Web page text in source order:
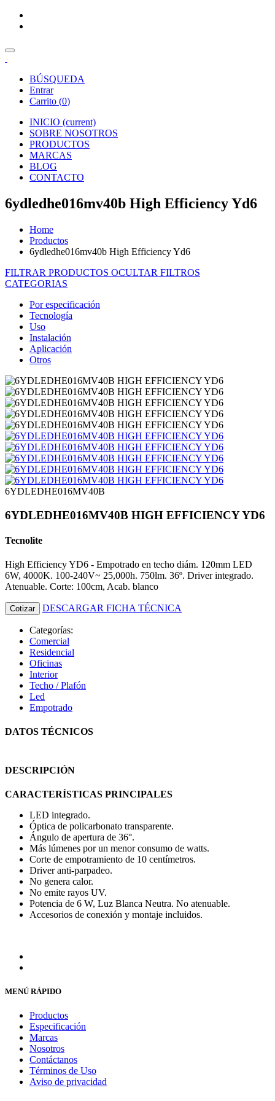
BÚSQUEDA
Entrar
Carrito (0)
INICIO (current)
SOBRE NOSOTROS
PRODUCTOS
MARCAS
BLOG
CONTACTO
6ydledhe016mv40b High Efficiency Yd6
Home
Productos
6ydledhe016mv40b High Efficiency Yd6
FILTRAR PRODUCTOS OCULTAR FILTROS
CATEGORIAS
Por especificación
Tecnología
Uso
Instalación
Aplicación
Otros
6YDLEDHE016MV40B
6YDLEDHE016MV40B HIGH EFFICIENCY YD6
Tecnolite
High Efficiency YD6 - Empotrado en techo diám. 120mm LED
6W, 4000K. 100-240V~ 25,000h. 750lm. 36º. Driver integrado.
Atenuable. Corte: 100cm, Acab. blanco
Cotizar DESCARGAR FICHA TÉCNICA
Categorías:
Comercial
Residencial
Oficinas
Interior
Techo / Plafón
Led
Empotrado
DATOS TÉCNICOS
DESCRIPCIÓN
CARACTERÍSTICAS PRINCIPALES
LED integrado.
Óptica de policarbonato transparente.
Ángulo de apertura de 36°.
Más lúmenes por un menor consumo de watts.
Corte de empotramiento de 10 centímetros.
Driver anti-parpadeo.
No genera calor.
No emite rayos UV.
Potencia de 6 W, Luz Blanca Neutra. No atenuable.
Accesorios de conexión y montaje incluidos.
MENÚ RÁPIDO
Productos
Especificación
Marcas
Nosotros
Contáctanos
Términos de Uso
Aviso de privacidad